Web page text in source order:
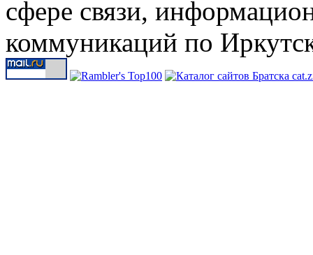
сфере связи,
коммуникаций по